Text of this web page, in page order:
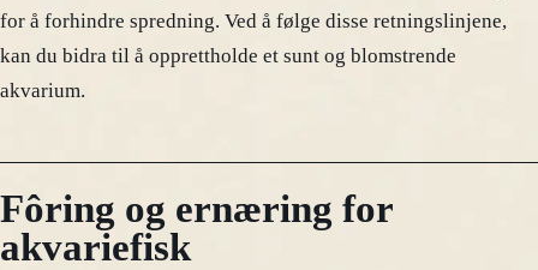
for å forhindre spredning. Ved å følge disse retningslinjene,
kan du bidra til å opprettholde et sunt og blomstrende
akvarium.
Fôring og ernæring for
akvariefisk